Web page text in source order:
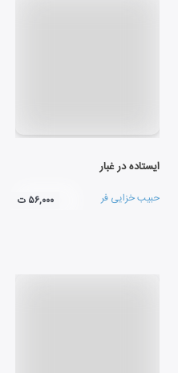
ایستاده در غبار
حبیب خزایی فر ۵۶,۰۰۰ ت